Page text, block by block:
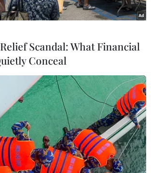
Scandal: What Financial
Conceal